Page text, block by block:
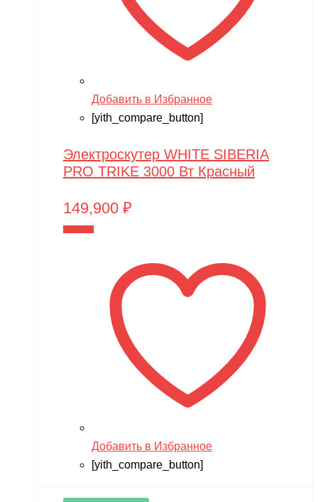
Добавить в Избранное
[yith_compare_button]
Электроскутер WHITE SIBERIA
PRO TRIKE 3000 Вт Красный
149,900 ₽
Добавить в Избранное
[yith_compare_button]